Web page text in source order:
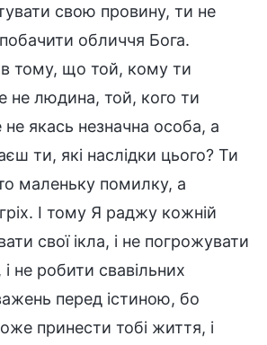
свою провину, ти не
обличчя Бога.
тому, що той, кому ти
не людина, той, кого ти
не якась незначна особа, а
ти, які наслідки цього? Ти
маленьку помилку, а
І тому Я раджу кожній
свої ікла, і не погрожувати
не робити свавільних
перед істиною, бо
принести тобі життя, і